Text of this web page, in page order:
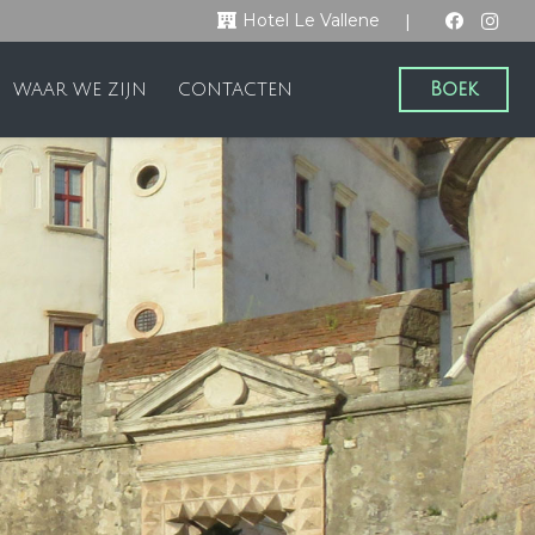
Hotel Le Vallene |
WAAR WE ZIJN CONTACTEN Boek